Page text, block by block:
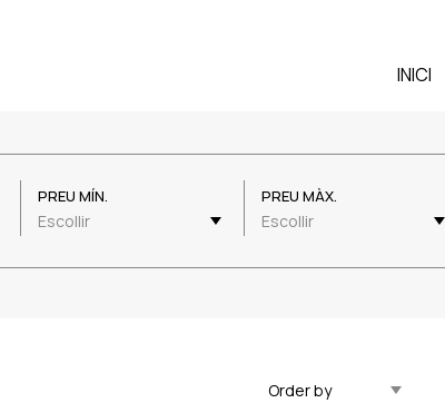
INICI
PREU MÍN.
Escollir
PREU MÀX.
Escollir
Actualitzat Descendent